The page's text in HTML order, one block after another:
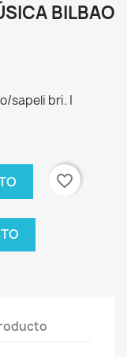
BILBAO
sapeli bri. |
favorite_border